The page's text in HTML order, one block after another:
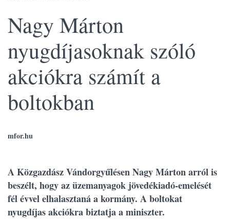
Nagy Márton
nyugdíjasoknak szóló
akciókra számít a
boltokban
mfor.hu
A Közgazdász Vándorgyűlésen Nagy Márton arról is
beszélt, hogy az üzemanyagok jövedékiadó-emelését
fél évvel elhalasztaná a kormány. A boltokat
nyugdíjas akciókra biztatja a miniszter.